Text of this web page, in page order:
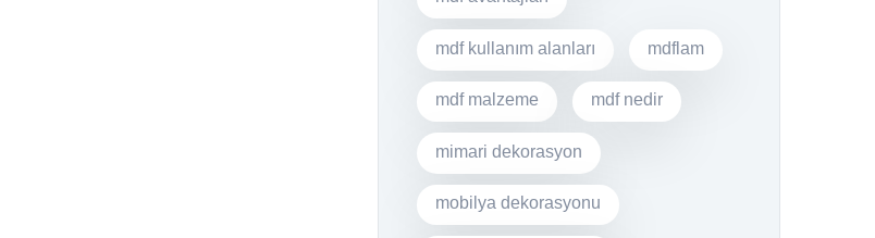
mdf kullanım alanları mdflam
mdf malzeme mdf nedir
mimari dekorasyon
mobilya dekorasyonu